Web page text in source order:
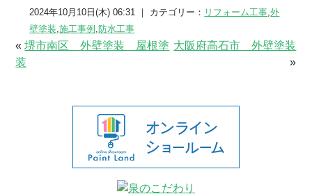
2024年10月10日(木) 06:31 ｜ カテゴリー： リフォーム工事,外
壁塗装,施工事例 ,防水工事
«堺市南区 外壁塗装 屋根塗
装
大阪府高石市 外壁塗装
»